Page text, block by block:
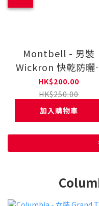
Montbell - 男裝
Wickron 快乾防曬
恤 Hotaka Jyuusou
1114709
HK$200.00
HK$250.00
加入購物車